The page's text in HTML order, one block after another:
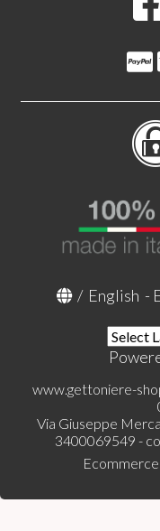
/ English -
www.gettoniere-
Via Giuseppe
3400069549 -